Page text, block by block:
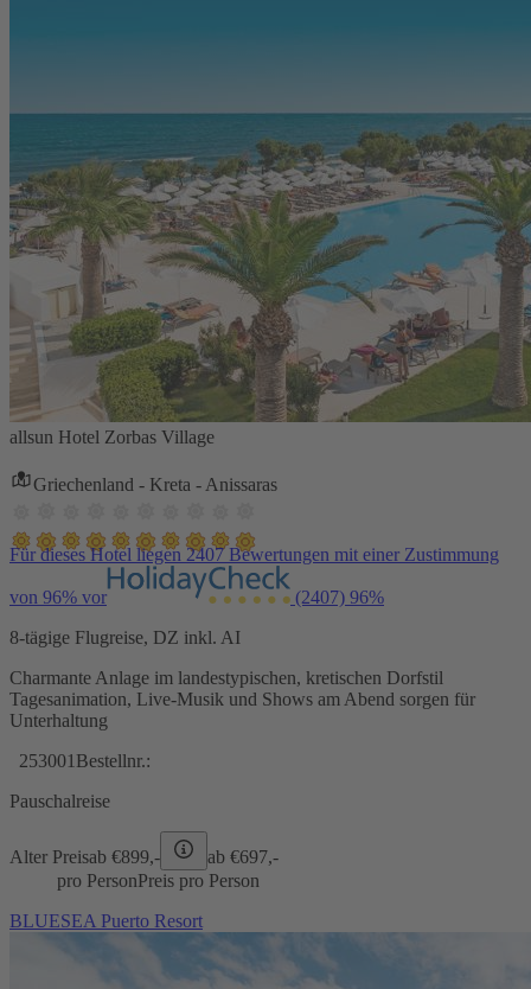
allsun Hotel Zorbas Village
Griechenland - Kreta - Anissaras
Für dieses Hotel liegen 2407 Bewertungen mit einer Zustimmung
von 96% vor (2407) 96%
8-tägige Flugreise, DZ inkl. AI
Charmante Anlage im landestypischen, kretischen Dorfstil
Tagesanimation, Live-Musik und Shows am Abend sorgen für
Unterhaltung
253001 Bestellnr.:
Pauschalreise
Alter Preisab €899,- ab €697,-
pro PersonPreis pro Person
BLUESEA Puerto Resort